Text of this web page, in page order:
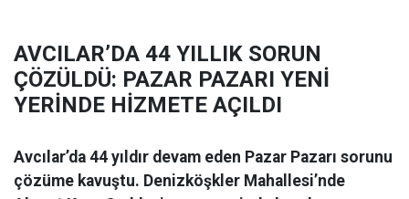
AVCILAR’DA 44 YILLIK SORUN
ÇÖZÜLDÜ: PAZAR PAZARI YENİ
YERİNDE HİZMETE AÇILDI
Avcılar’da 44 yıldır devam eden Pazar Pazarı sorunu
çözüme kavuştu. Denizköşkler Mahallesi’nde